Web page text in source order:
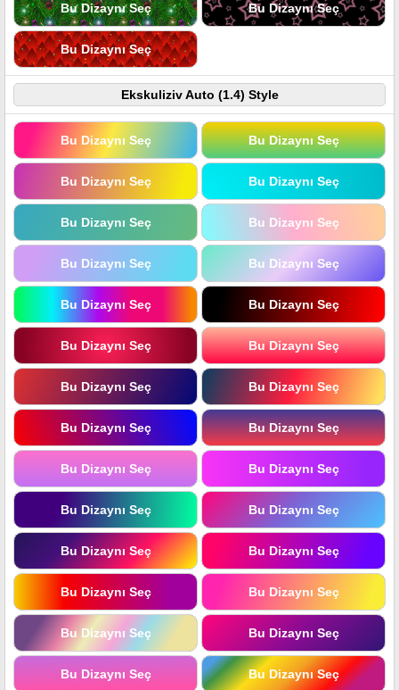
Bu Dizaynı Seç Bu Dizaynı Seç
Bu Dizaynı Seç
Ekskuliziv Auto (1.4) Style
Bu Dizaynı Seç Bu Dizaynı Seç
Bu Dizaynı Seç Bu Dizaynı Seç
Bu Dizaynı Seç Bu Dizaynı Seç
Bu Dizaynı Seç Bu Dizaynı Seç
Bu Dizaynı Seç Bu Dizaynı Seç
Bu Dizaynı Seç Bu Dizaynı Seç
Bu Dizaynı Seç Bu Dizaynı Seç
Bu Dizaynı Seç Bu Dizaynı Seç
Bu Dizaynı Seç Bu Dizaynı Seç
Bu Dizaynı Seç Bu Dizaynı Seç
Bu Dizaynı Seç Bu Dizaynı Seç
Bu Dizaynı Seç Bu Dizaynı Seç
Bu Dizaynı Seç Bu Dizaynı Seç
Bu Dizaynı Seç Bu Dizaynı Seç